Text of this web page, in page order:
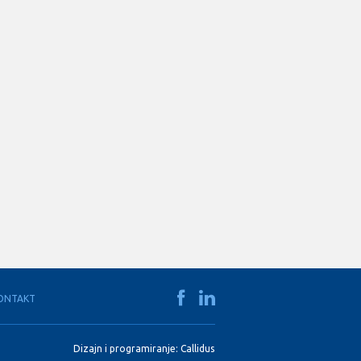
Dizajn i programiranje:Callidus